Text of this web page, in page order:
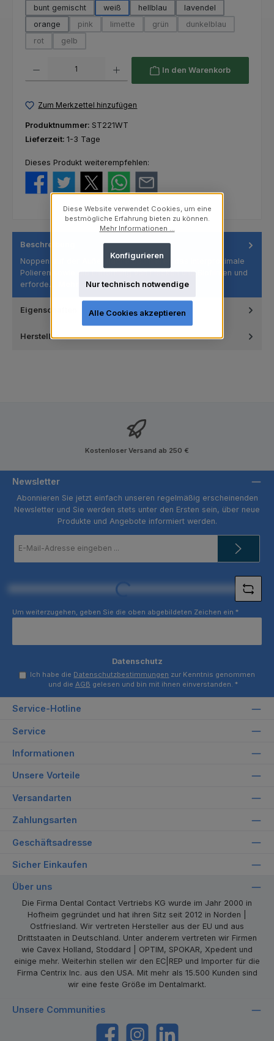
bunt gemischt
weiß hellblau
lavendel
orange
pink
(Diese Option ist zurzeit nicht verfügbar.)
limette
(Diese Option ist zurzeit nicht verfügbar.)
grün
(Diese Option ist zurzeit nicht
dunkelblau
(Diese Option ist
rot
(Diese Option ist zurzeit nicht verfügbar.)
gelb
(Diese Option ist zurzeit nicht verfügbar.)
In den Warenkorb
Zum Merkzettel hinzufügen
Produktnummer: ST221WT
Lieferzeit: 1-3 Tage
Dieses Produkt weiterempfehlen:
Beschreibung
Noppen auf der Außenfläche optimieren das interproximale
Polieren sowie die Entfernung von Flecken und Biofilmen und
erforde…
Eigenschaften
Hersteller
Kostenloser Versand ab 250 €
Newsletter
Abonnieren Sie jetzt einfach unseren regelmäßig erscheinenden
Newsletter und Sie werden stets unter den Ersten sein, über neue
Produkte und Angebote informiert werden.
Mail-
Loading...
Um weiterzugehen, geben Sie die oben abgebildeten Zeichen ein *
Datenschutz
Ich habe die Datenschutzbestimmungen zur Kenntnis genommen
und die AGB gelesen und bin mit ihnen einverstanden. *
Service-Hotline
Service
Informationen
Unsere Vorteile
Versandarten
Zahlungsarten
Geschäftsadresse
Sicher Einkaufen
Über uns
Die Firma Dental Contact Vertriebs KG wurde im Jahr 2000 in
Hofheim gegründet und hat ihren Sitz seit 2012 in Norden |
Ostfriesland. Wir vertreten Hersteller aus der EU und aus
Drittstaaten in Deutschland. Unter anderem vertreten wir Firmen
wie Cavex Holland, Stoddard | OPTIM, SPOKAR, Xpedent und
einige mehr. Weiterhin stellen wir den EC|REP und Importer für die
Firma Centrix Inc. aus den USA. Mit mehr als 15.500 Kunden sind
wir eine feste Größe im Dentalmarkt.
Unsere Communities
Diese Website verwendet Cookies, um eine
bestmögliche Erfahrung bieten zu können.
Mehr Informationen ...
Nur technisch notwendige
Konfigurieren
Alle Cookies akzeptieren